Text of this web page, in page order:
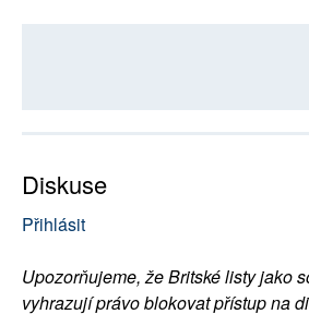
Diskuse
Přihlásit
Upozorňujeme, že Britské listy jako
vyhrazují právo blokovat přístup na